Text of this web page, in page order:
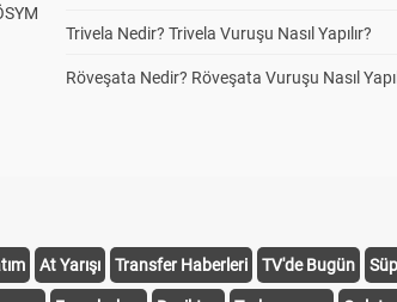
Trivela Nedir? Trivela Vuruşu Nasıl Yapılır?
Röveşata Nedir? Röveşata Vuruşu Nasıl
At Yarışı Transfer Haberleri TV'de Bugün